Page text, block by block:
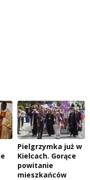
Pielgrzymka już w
Kielcach. Gorące
powitanie
mieszkańców